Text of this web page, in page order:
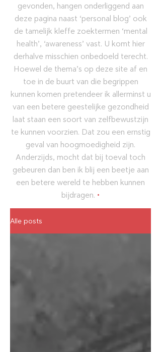
gevonden, hangen onderliggend aan
deze pagina naast ‘personal blog’ ook
de tamelijk kleffe zoektermen ‘mental
health’, ‘awareness’ vast. U komt hier
derhalve misschien onbedoeld terecht.
Hoewel de thema’s op deze site af en
toe in de buurt van die begrippen
kunnen komen pretendeer ik allerminst u
van een betere geestelijke gezondheid
laat staan een soort van zelfbewustzijn
te kunnen voorzien. Dat zou een ernstig
geval van hoogmoedigheid zijn.
Anderzijds, mocht dat bij toeval toch
gebeuren dan ben ik blij een beetje aan
een betere wereld te hebben kunnen
bijdragen. •
Alle posts